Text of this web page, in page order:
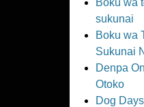
sukunai
Boku wa
Sukunai
Denpa
Otoko
Dog Days